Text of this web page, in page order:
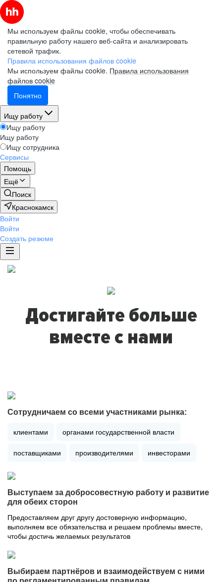
Мы используем файлы cookie, чтобы обеспечивать
правильную работу нашего веб-сайта и анализировать
сетевой трафик.
Правила использования файлов cookie
Мы используем файлы cookie. Правила использования
файлов cookie
Понятно
Ищу работу
Ищу работу
Ищу работу
Ищу сотрудника
Сервисы
Помощь
Ещё
Поиск
Краснокамск
Войти
Войти
Создать резюме
Достигайте больше
вместе с нами
Сотрудничаем со всеми участниками рынка:
клиентами органами государственной власти
поставщиками производителями инвесторами
Выступаем за добросовестную работу и развитие
для обеих сторон
Предоставляем друг другу достоверную информацию,
выполняем все обязательства и решаем проблемы вместе,
чтобы достичь желаемых результатов
Выбираем партнёров и взаимодействуем с ними